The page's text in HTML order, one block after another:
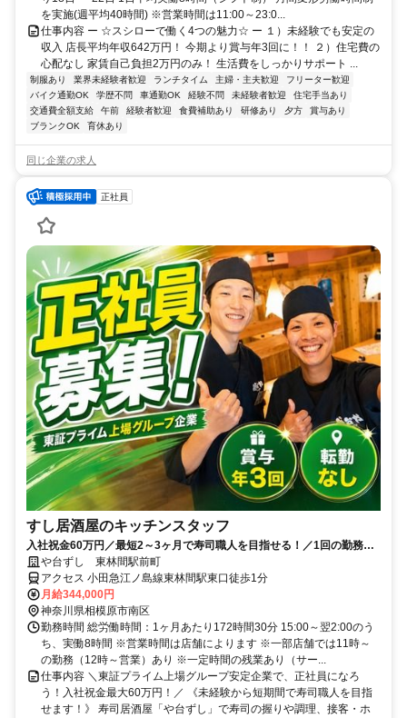
を実施(週平均40時間) ※営業時間は11:00～23:0...
仕事内容 ー ☆スシローで働く4つの魅力☆ ー １）未経験でも安定の
収入 店長平均年収642万円！ 今期より賞与年3回に！！ ２）住宅費の
心配なし 家賃自己負担2万円のみ！ 生活費をしっかりサポート ...
制服あり 業界未経験者歓迎 ランチタイム 主婦・主夫歓迎
フリーター歓迎
バイク通勤OK
学歴不問 車通勤OK 経験不問 未経験者歓迎
住宅手当あり
交通費全額支給
午前 経験者歓迎 食費補助あり 研修あり 夕方
賞与あり
ブランクOK
育休あり
同じ企業の求人
正社員
すし居酒屋のキッチンスタッフ
入社祝金60万円／最短2～3ヶ月で寿司職人を目指せる！／1回の勤務で1
食無料のまかないあり
や台ずし 東林間駅前町
アクセス 小田急江ノ島線東林間駅東口徒歩1分
月給344,000円
神奈川県相模原市南区
勤務時間 総労働時間：1ヶ月あたり172時間30分 15:00～翌2:00のう
ち、実働8時間 ※営業時間は店舗によります ※一部店舗では11時～
の勤務（12時～営業）あり ※一定時間の残業あり（サー...
仕事内容 ＼東証プライム上場グループ安定企業で、正社員になろ
う！入社祝金最大60万円！／ 《未経験から短期間で寿司職人を目指
せます！》 寿司居酒屋「や台ずし」で寿司の握りや調理、接客・ホ